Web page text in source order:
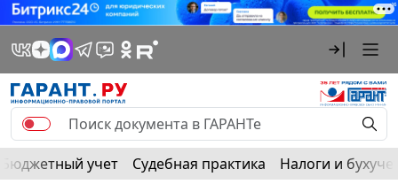
Бюджетный учет Судебная практика Налоги и